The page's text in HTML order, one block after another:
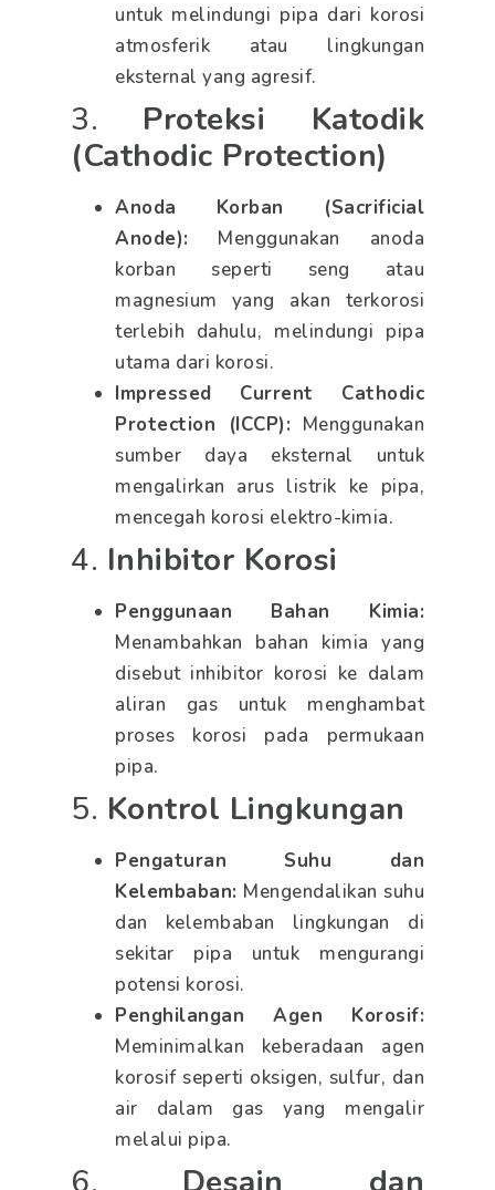
untuk melindungi pipa dari korosi
atmosferik atau lingkungan
eksternal yang agresif.
3. Proteksi Katodik
(Cathodic Protection)
Anoda Korban (Sacrificial
Anode): Menggunakan anoda
korban seperti seng atau
magnesium yang akan terkorosi
terlebih dahulu, melindungi pipa
utama dari korosi.
Impressed Current Cathodic
Protection (ICCP): Menggunakan
sumber daya eksternal untuk
mengalirkan arus listrik ke pipa,
mencegah korosi elektro-kimia.
4. Inhibitor Korosi
Penggunaan Bahan Kimia:
Menambahkan bahan kimia yang
disebut inhibitor korosi ke dalam
aliran gas untuk menghambat
proses korosi pada permukaan
pipa.
5. Kontrol Lingkungan
Pengaturan Suhu dan
Kelembaban: Mengendalikan suhu
dan kelembaban lingkungan di
sekitar pipa untuk mengurangi
potensi korosi.
Penghilangan Agen Korosif:
Meminimalkan keberadaan agen
korosif seperti oksigen, sulfur, dan
air dalam gas yang mengalir
melalui pipa.